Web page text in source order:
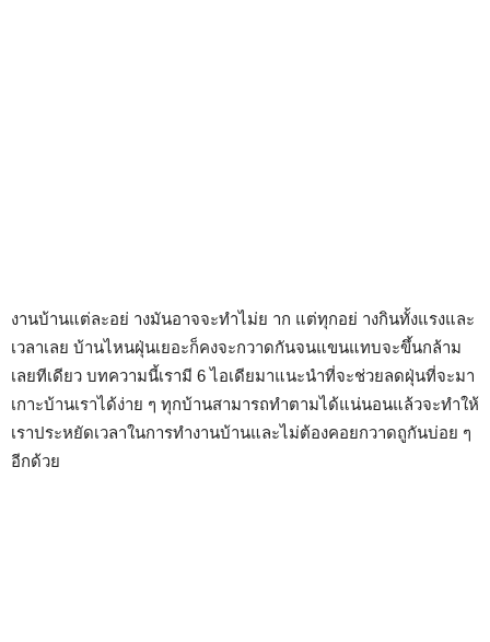
งานบ้านแต่ละอย่ างมันอาจจะทำไม่ย าก แต่ทุกอย่ างกินทั้งแรงและ
เวลาเลย บ้านไหนฝุ่นเยอะก็คงจะกวาดกันจนแขนแทบจะขึ้นกล้าม
เลยทีเดียว บทความนี้เรามี 6 ไอเดียมาแนะนำที่จะช่วยลดฝุ่นที่จะมา
เกาะบ้านเราได้ง่าย ๆ ทุกบ้านสามารถทำตามได้แน่นอนแล้วจะทำให้
เราประหยัดเวลาในการทำงานบ้านและไม่ต้องคอยกวาดถูกันบ่อย ๆ
อีกด้วย